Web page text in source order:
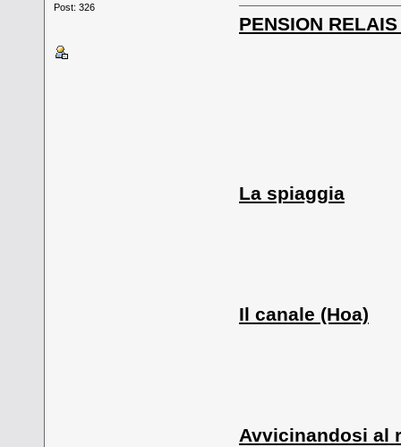
Post: 326
PENSION
La spiaggia
Il canale (Hoa)
Avvicinandosi al